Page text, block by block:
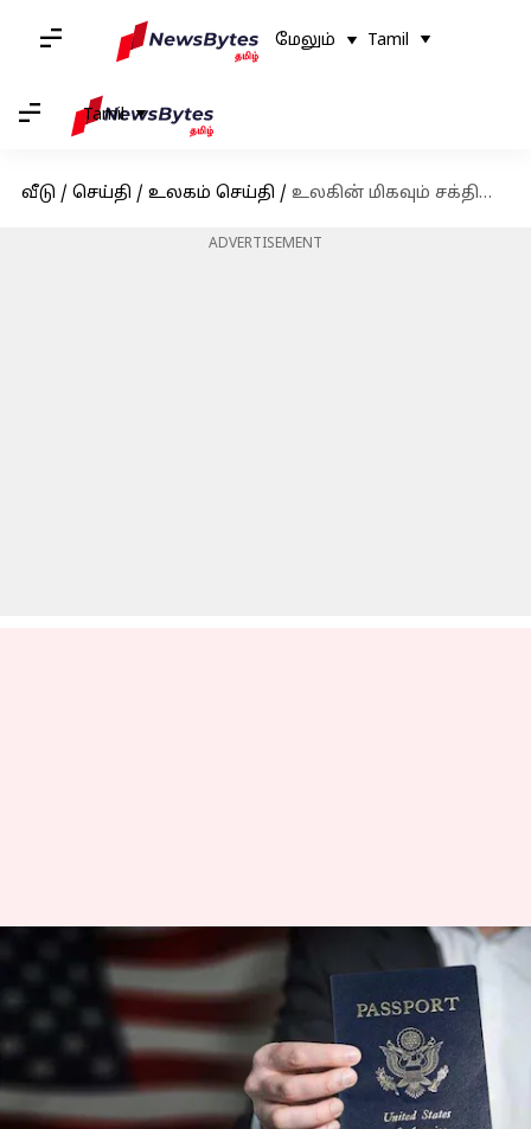
மேலும் Tamil
Tamil
வீடு / செய்தி / உலகம் செய்தி / உலகின் மிகவும் சக்திவாய்ந்த பாஸ்போர்ட் பட்டியலில் அமெரிக்கா இல்லை; இந்தியாவின் இடம் எது தெரியுமா?
ADVERTISEMENT
உலகின் மிகவும்
சக்திவாய்ந்த பாஸ்போர்ட்
பட்டியலில் அமெரிக்கா
இல்லை; இந்தியாவின்
இடம் எது தெரியுமா?